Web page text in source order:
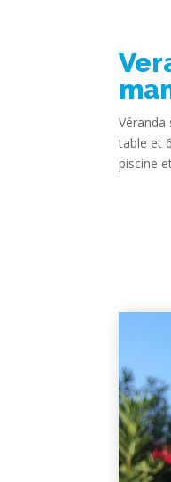
Véranda
table et
piscine